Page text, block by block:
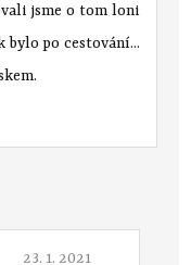
jsme o tom loni
bylo po cestování...
23. 1. 2021